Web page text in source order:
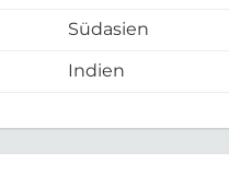
Südasien
Indien